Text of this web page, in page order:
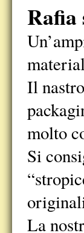
Rafia
Il
molto
Si
La